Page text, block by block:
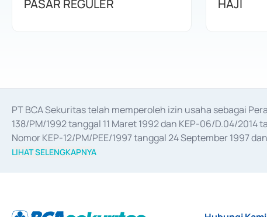
PASAR REGULER
HAJI
PT BCA Sekuritas telah memperoleh izin usaha sebagai
138/PM/1992 tanggal 11 Maret 1992 dan KEP-06/D.04/
Nomor KEP-12/PM/PEE/1997 tanggal 24 September 1997
merger, akuisisi, divestasi, dan
LIHAT SELENGKAPNYA